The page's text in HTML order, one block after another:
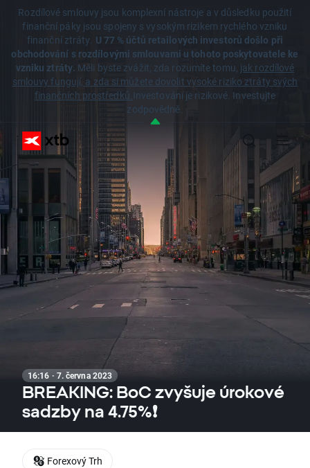
Rozdílové smlouvy jsou komplexní nástroje a v důsledku použití
finanční páky jsou spojeny s vysokým rizikem rychlého vzniku
finanční ztráty. U 77 % účtů retailových investorů došlo při
obchodování s rozdílovými smlouvami u tohoto poskytovatele ke
vzniku ztráty. Měli byste zvážit, zda rozumíte tomu, jak rozdílové
smlouvy fungují, a zda si můžete dovolit vysoké riziko ztráty svých
finančních prostředků.Investování je rizikové. Investujte
zodpovědně.
16:16 · 7. června 2023
BREAKING: BoC zvyšuje úrokové
sadzby na 4.75%❗
Forexový Trh